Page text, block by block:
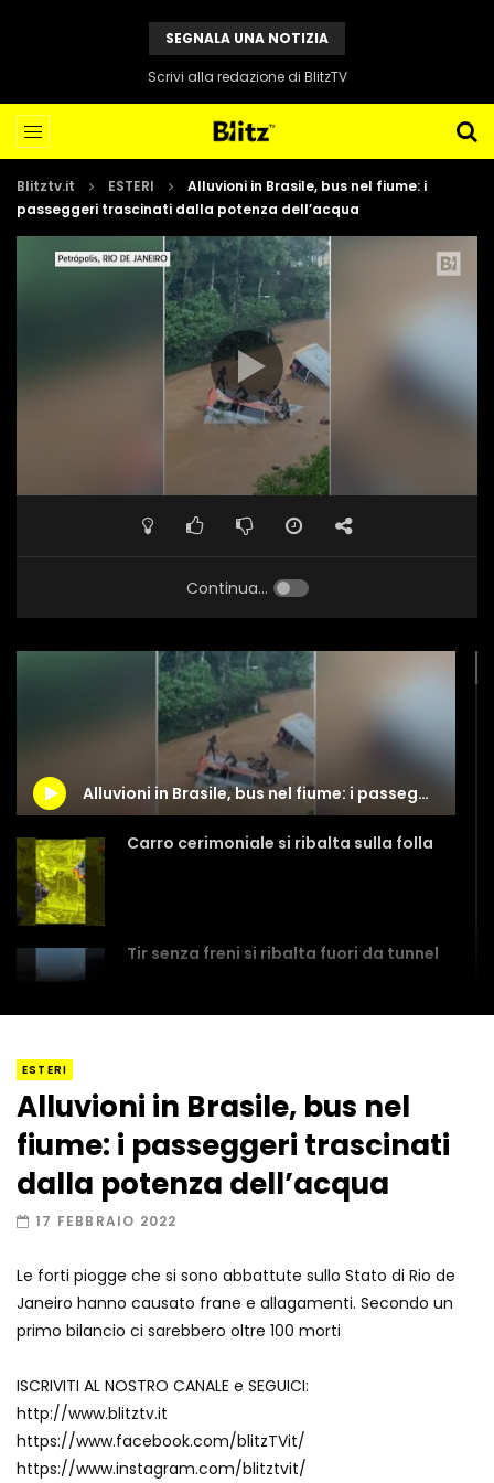
SEGNALA UNA NOTIZIA
Scrivi alla redazione di BlitzTV
Blitztv.it ESTERI
Alluvioni in Brasile, bus nel fiume: i
passeggeri trascinati dalla potenza dell’acqua
Continua...
Alluvioni in Brasile, bus nel fiume: i passeggeri trascinati dalla potenza dell’acqua
Carro cerimoniale si ribalta sulla folla
Tir senza freni si ribalta fuori da tunnel
Amiocuggino fa saltare in aria il drone
Record di baci in 30 secondi
Due navi USA si scontrano in mare
ESTERI
Alluvioni in Brasile, bus nel
fiume: i passeggeri trascinati
dalla potenza dell’acqua
17 FEBBRAIO 2022
Le forti piogge che si sono abbattute sullo Stato di Rio de
Janeiro hanno causato frane e allagamenti. Secondo un
primo bilancio ci sarebbero oltre 100 morti
ISCRIVITI AL NOSTRO CANALE e SEGUICI:
http://www.blitztv.it
https://www.facebook.com/blitzTVit/
https://www.instagram.com/blitztvit/